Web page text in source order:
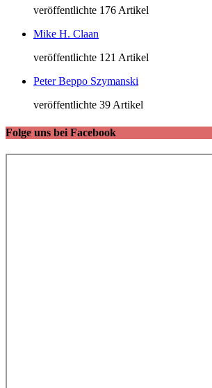
veröffentlichte 176 Artikel
Mike H. Claan
veröffentlichte 121 Artikel
Peter Beppo Szymanski
veröffentlichte 39 Artikel
Folge uns bei Facebook